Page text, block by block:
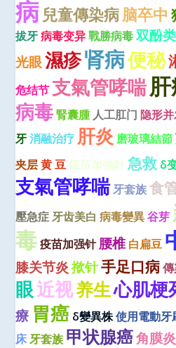
病 兒童傳染病脑卒中
拔牙 病毒变异 戰勝病毒 双酚类
光眼濕疹肾病便秘
危结节 支氣管哮喘
病毒 腎囊腫 人工肛门 隐形
牙 消融治疗 肝炎 磨玻璃結節
夹层 黄 豆 疫苗加強針 急救 δ
支氣管哮喘牙套族 食
壓急症 牙齿美白 病毒變異 谷芽
毒 疫苗加强针 腰椎 白扁豆
膝关节炎 揿针手足口病
眼近视养生心肌梗
療 胃癌 δ變異株使用電動牙
床 牙套族 甲状腺癌角膜炎